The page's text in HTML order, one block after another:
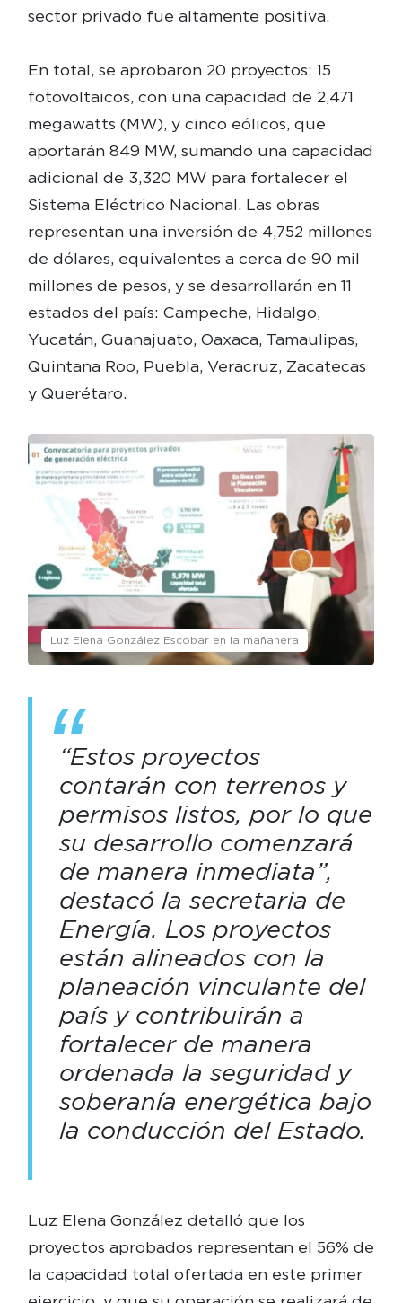
sector privado fue altamente positiva.
En total, se aprobaron 20 proyectos: 15
fotovoltaicos, con una capacidad de 2,471
megawatts (MW), y cinco eólicos, que
aportarán 849 MW, sumando una capacidad
adicional de 3,320 MW para fortalecer el
Sistema Eléctrico Nacional. Las obras
representan una inversión de 4,752 millones
de dólares, equivalentes a cerca de 90 mil
millones de pesos, y se desarrollarán en 11
estados del país: Campeche, Hidalgo,
Yucatán, Guanajuato, Oaxaca, Tamaulipas,
Quintana Roo, Puebla, Veracruz, Zacatecas
y Querétaro.
Luz Elena González Escobar en la mañanera
“Estos proyectos
contarán con terrenos y
permisos listos, por lo que
su desarrollo comenzará
de manera inmediata”,
destacó la secretaria de
Energía. Los proyectos
están alineados con la
planeación vinculante del
país y contribuirán a
fortalecer de manera
ordenada la seguridad y
soberanía energética bajo
la conducción del Estado.
Luz Elena González detalló que los
proyectos aprobados representan el 56% de
la capacidad total ofertada en este primer